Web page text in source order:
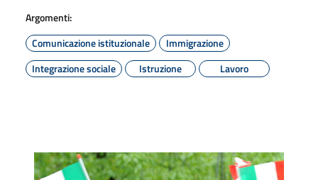
Argomenti:
Comunicazione istituzionale
Immigrazione
Integrazione sociale
Istruzione Lavoro